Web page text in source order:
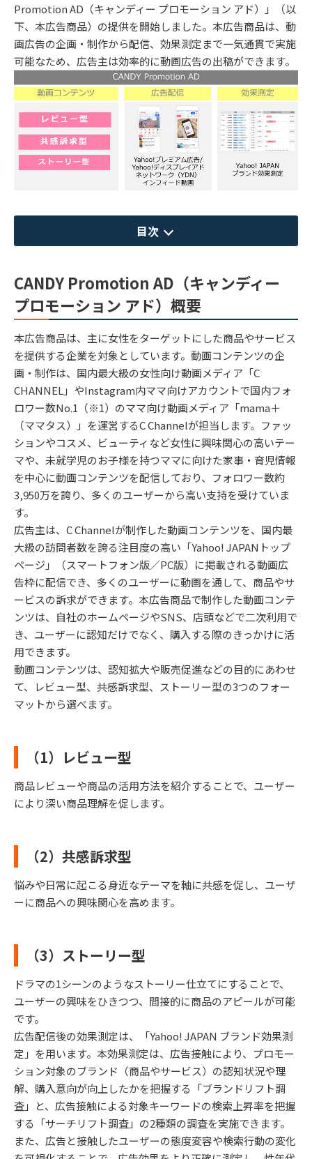
Promotion AD（キャンディー プロモーション アド）」（以
下、本広告商品）の提供を開始しました。本広告商品は、動
画広告の企画・制作から配信、効果測定まで一気通貫で実施
可能なため、広告主は効率的に動画広告の出稿ができます。
目次
CANDY Promotion AD（キャンディー
プロモーション アド）概要
本広告商品は、主に女性をターゲットにした商品やサービス
を提供する企業を対象としています。動画コンテンツの企
画・制作は、国内最大級の女性向け動画メディア「C
CHANNEL」やInstagram内ママ向けアカウントで国内フォ
ロワー数No.1（※1）のママ向け動画メディア「mama＋
（ママタス）」を運営するC Channelが担当します。ファッ
ションやコスメ、ビューティなど女性に興味関心の高いテー
マや、未就学児のお子様を持つママに向けた家事・育児情報
を中心に動画コンテンツを配信しており、フォロワー数約
3,950万を誇り、多くのユーザーから高い支持を受けていま
す。
広告主は、C Channelが制作した動画コンテンツを、国内最
大級の訪問者数を誇る注目度の高い「Yahoo! JAPANトップ
ページ」（スマートフォン版／PC版）に掲載される動画広
告枠に配信でき、多くのユーザーに動画を通して、商品やサ
ービスの訴求ができます。本広告商品で制作した動画コンテ
ンツは、自社のホームページやSNS、店頭などで二次利用で
き、ユーザーに認知だけでなく、購入する際のきっかけに活
用できます。
動画コンテンツは、認知拡大や販売促進などの目的にあわせ
て、レビュー型、共感訴求型、ストーリー型の3つのフォー
マットから選べます。
（1）レビュー型
商品レビューや商品の活用方法を紹介することで、ユーザー
により深い商品理解を促します。
（2）共感訴求型
悩みや日常に起こる身近なテーマを軸に共感を促し、ユーザ
ーに商品への興味関心を高めます。
（3）ストーリー型
ドラマの1シーンのようなストーリー仕立てにすることで、
ユーザーの興味をひきつつ、間接的に商品のアピールが可能
です。
広告配信後の効果測定は、「Yahoo! JAPAN ブランド効果測
定」を用います。本効果測定は、広告接触により、プロモー
ション対象のブランド（商品やサービス）の認知状況や理
解、購入意向が向上したかを把握する「ブランドリフト調
査」と、広告接触による対象キーワードの検索上昇率を把握
する「サーチリフト調査」の2種類の調査を実施できます。
また、広告と接触したユーザーの態度変容や検索行動の変化